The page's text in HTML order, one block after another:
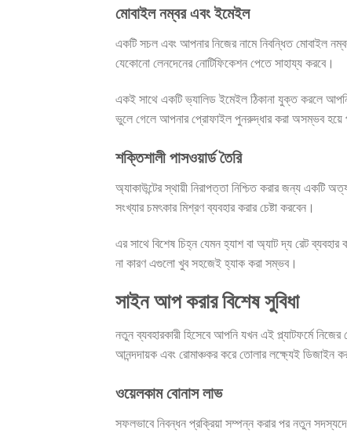
মোবাইল নম্বর এবং ইমেইল
একটি সচল এবং আপনার নিজের নামে নিবন্ধিত মোবাইল
যেকোনো লেনদেনের নোটিফিকেশন পেতে সাহায্য করবে।
একই সাথে একটি ভ্যালিড ইমেইল ঠিকানা যুক্ত করলে
ভুলে গেলে আপনার প্রোফাইল পুনরুদ্ধার করা অসম্ভব হয়ে
শক্তিশালী পাসওয়ার্ড তৈরি
অ্যাকাউন্টের স্থায়ী নিরাপত্তা নিশ্চিত করার জন্য একটি
সংখ্যার চমৎকার মিশ্রণ ব্যবহার করার চেষ্টা করবেন।
এর সাথে বিশেষ চিহ্ন যেমন হ্যাশ বা অ্যাট দ্য রেট
না কারণ এগুলো খুব সহজেই হ্যাক করা সম্ভব।
সাইন আপ করার বিশেষ সুবিধা
নতুন ব্যবহারকারী হিসেবে আপনি যখন এই প্ল্যাটফর্মে
আনন্দদায়ক এবং রোমাঞ্চকর করে তোলার লক্ষ্যেই ডিজাইন
ওয়েলকাম বোনাস লাভ
সফলভাবে নিবন্ধন প্রক্রিয়া সম্পন্ন করার পর নতুন